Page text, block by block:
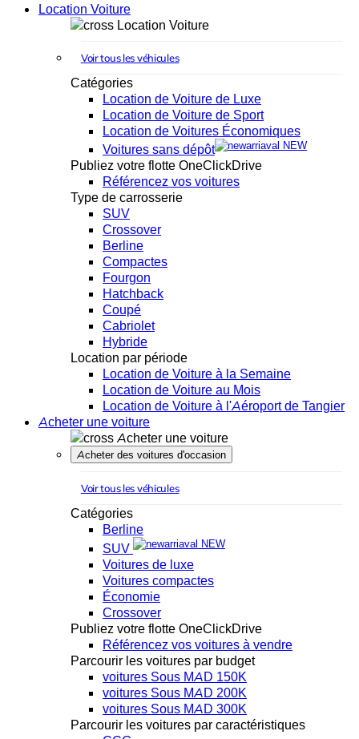
Location Voiture
Location Voiture
Voir tous les véhicules
Catégories
Location de Voiture de Luxe
Location de Voiture de Sport
Location de Voitures Économiques
Voitures sans dépôt
NEW
Publiez votre flotte OneClickDrive
Référencez vos voitures
Type de carrosserie
SUV
Crossover
Berline
Compactes
Fourgon
Hatchback
Coupé
Cabriolet
Hybride
Location par période
Location de Voiture à la Semaine
Location de Voiture au Mois
Location de Voiture à l'Aéroport de Tangier
Acheter une voiture
Acheter une voiture
Acheter des voitures d'occasion
Voir tous les véhicules
Catégories
Berline
SUV
NEW
Voitures de luxe
Voitures compactes
Économie
Crossover
Publiez votre flotte OneClickDrive
Référencez vos voitures à vendre
Parcourir les voitures par budget
voitures Sous MAD 150K
voitures Sous MAD 200K
voitures Sous MAD 300K
Parcourir les voitures par caractéristiques